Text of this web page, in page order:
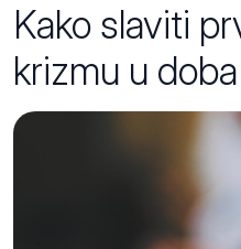
Kako slaviti
krizmu u